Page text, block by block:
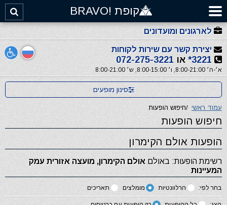
קופת !BRAVO
לארגונים ומועדונים
יצירת קשר עם שירות לקוחות
3221* או 072-275-3221
א׳-ה׳ 8:00-21:00, ו׳ 8:00-15:00, ש׳ 8:00-21:00
סינון מופעים
עמוד ראשי /חיפוש הופעות
חיפוש הופעות
הופעות אולם הקימרון
רשימת הופעות: באולם אולם הקימרון, מועצה אזורית עמק
המעיינות
בחר לפי: הרלוונטיות מומלצים תאריכים